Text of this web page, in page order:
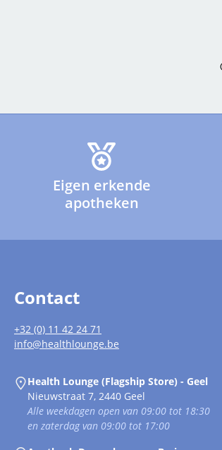
Eigen erkende
apotheken
Contact
+32 (0) 11 42 24 71
info@healthlounge.be
Health Lounge (Flagship Store) - Geel
Nieuwstraat 7, 2440 Geel
Alle weekdagen open van 09:00 tot 18:30
en zaterdag van 09:00 tot 17:00